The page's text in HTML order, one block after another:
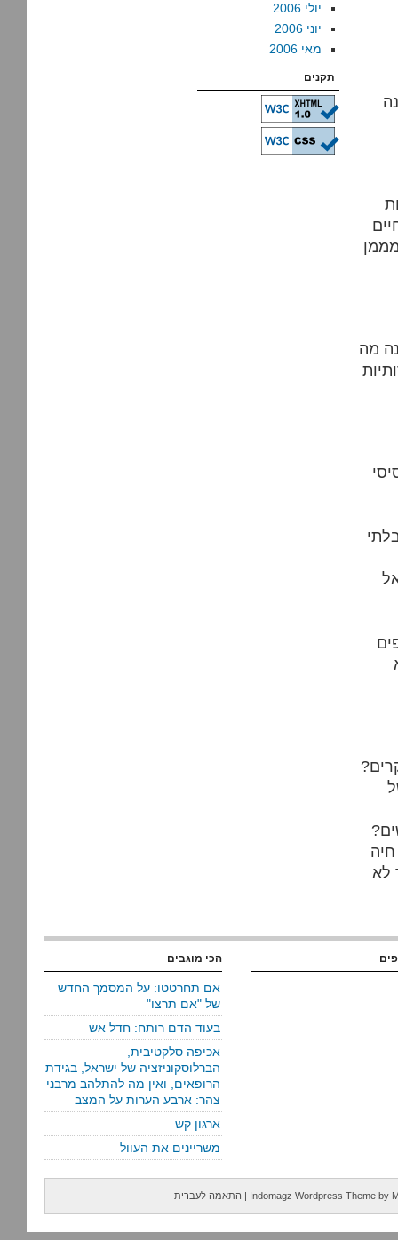
מה
לא
יולי 2006
יוני 2006
מאי 2006
תקנים
הכי מוגבים
אם תחרטטו: על המסמך החדש
של "אם תרצו"
בעוד הדם רותח: חדל אש
אכיפה סלקטיבית,
הברלוסקוניזציה של ישראל, בגידת
הרופאים, ואין מה להתלהב מרבני
צהר: ארבע הערות על המצב
ארגון קש
משריינים את העוול
Indomagz Wordpress Theme by
| התאמה לעברית